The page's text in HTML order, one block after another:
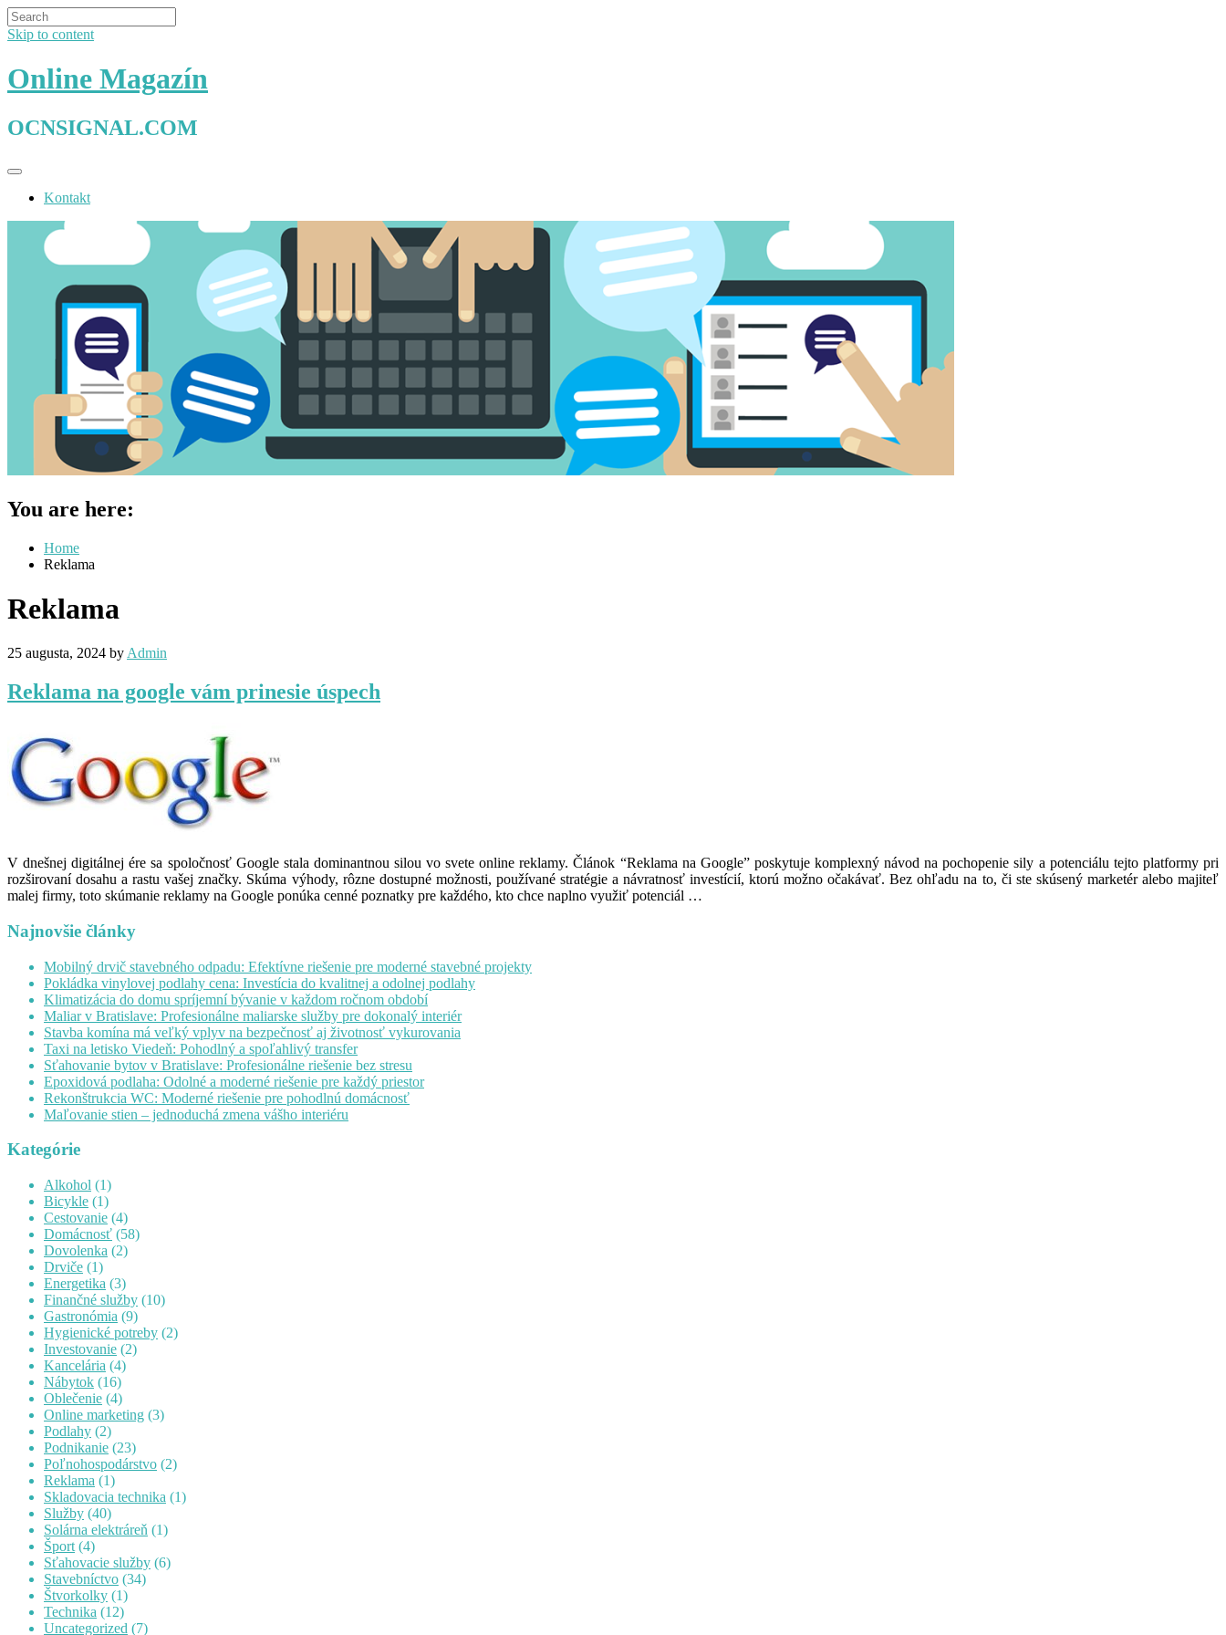
Skip to content
Online Magazín
OCNSIGNAL.COM
Kontakt
You are here:
Home
Reklama
Reklama
25 augusta, 2024 byAdmin
Reklama na google vám prinesie úspech
V dnešnej digitálnej ére sa spoločnosť Google stala dominantnou silou vo svete online reklamy. Článok “Reklama na Google” poskytuje komplexný návod na pochopenie sily a potenciálu tejto platformy pri
rozširovaní dosahu a rastu vašej značky. Skúma výhody, rôzne dostupné možnosti, používané stratégie a návratnosť investícií, ktorú možno očakávať. Bez ohľadu na to, či ste skúsený marketér alebo majiteľ
malej firmy, toto skúmanie reklamy na Google ponúka cenné poznatky pre každého, kto chce naplno využiť potenciál …
Najnovšie články
Mobilný drvič stavebného odpadu: Efektívne riešenie pre moderné stavebné projekty
Pokládka vinylovej podlahy cena: Investícia do kvalitnej a odolnej podlahy
Klimatizácia do domu spríjemní bývanie v každom ročnom období
Maliar v Bratislave: Profesionálne maliarske služby pre dokonalý interiér
Stavba komína má veľký vplyv na bezpečnosť aj životnosť vykurovania
Taxi na letisko Viedeň: Pohodlný a spoľahlivý transfer
Sťahovanie bytov v Bratislave: Profesionálne riešenie bez stresu
Epoxidová podlaha: Odolné a moderné riešenie pre každý priestor
Rekonštrukcia WC: Moderné riešenie pre pohodlnú domácnosť
Maľovanie stien – jednoduchá zmena vášho interiéru
Kategórie
Alkohol (1)
Bicykle (1)
Cestovanie (4)
Domácnosť (58)
Dovolenka (2)
Drviče (1)
Energetika (3)
Finančné služby (10)
Gastronómia (9)
Hygienické potreby (2)
Investovanie (2)
Kancelária (4)
Nábytok (16)
Oblečenie (4)
Online marketing (3)
Podlahy (2)
Podnikanie (23)
Poľnohospodárstvo (2)
Reklama (1)
Skladovacia technika (1)
Služby (40)
Solárna elektráreň (1)
Šport (4)
Sťahovacie služby (6)
Stavebníctvo (34)
Štvorkolky (1)
Technika (12)
Uncategorized (7)